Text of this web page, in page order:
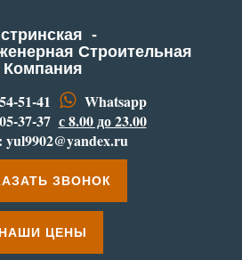
-
Строительная
Компания
51-41
Whatsapp
37-37 с 8.00 до 23.00
yul9902@yandex.ru
ЗВОНОК
НАШИ ЦЕНЫ